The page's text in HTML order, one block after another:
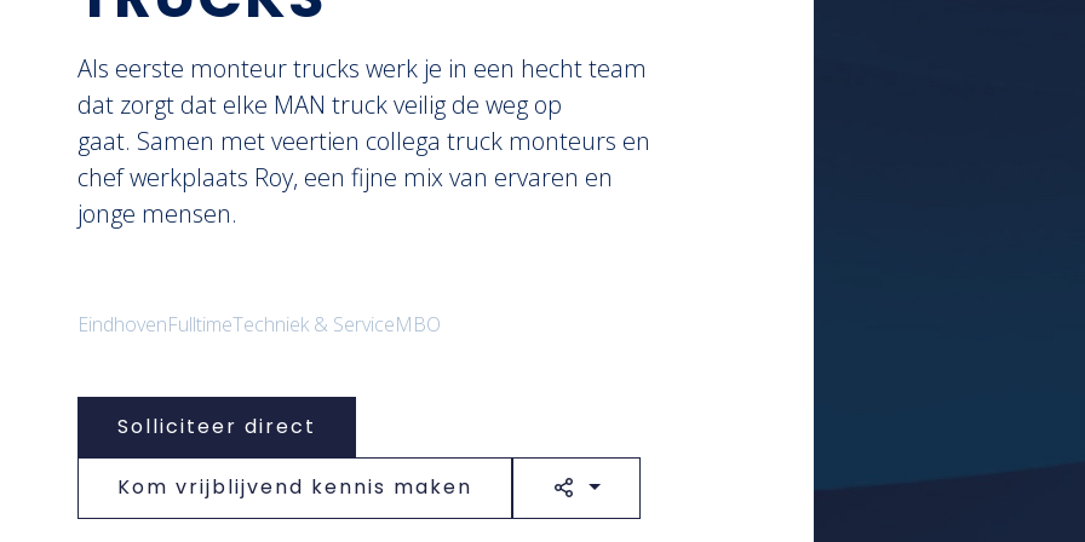
Als eerste monteur trucks werk je in een hecht team
dat zorgt dat elke MAN truck veilig de weg op
gaat. Samen met veertien collega truck monteurs en
chef werkplaats Roy, een fijne mix van ervaren en
jonge mensen.
EindhovenFulltimeTechniek & ServiceMBO
Solliciteer direct
Kom vrijblijvend kennis maken